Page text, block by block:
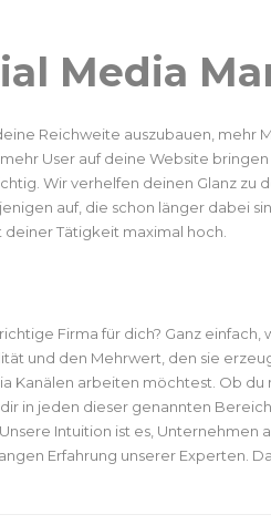
Media
Reichweite auszubauen, mehr
User auf deine Website
Wir verhelfen deinen Glanz zu
auf, die schon länger dabei
Tätigkeit maximal hoch.
Firma für dich? Ganz einfach,
und den Mehrwert, den sie
Kanälen arbeiten möchtest. Ob du
in jeden dieser genannten
Intuition ist es, Unternehmen
Erfahrung unserer Experten.